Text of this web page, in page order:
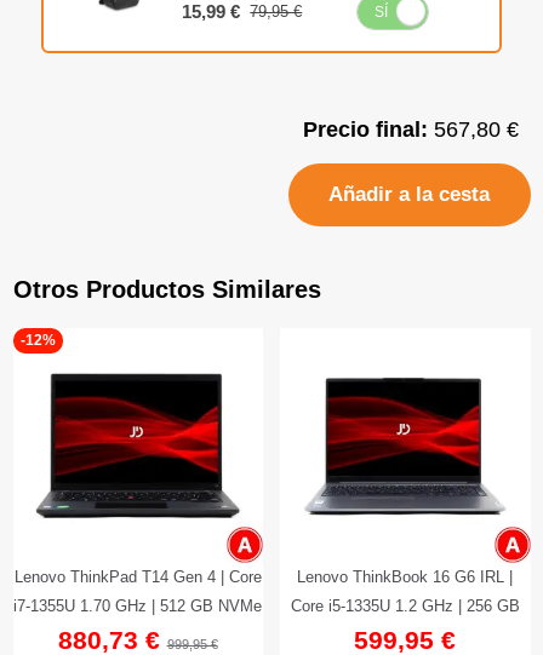
15,99 € 79,95 € SÍ
Precio final: 567,80 €
Añadir a la cesta
Otros Productos Similares
-12%
Lenovo ThinkPad T14 Gen 4 | Core
i7-1355U 1.70 GHz | 512 GB NVMe
| 16 GB DDR5 | 14" |...
880,73 €999,95 €
Lenovo ThinkBook 16 G6 IRL |
Core i5-1335U 1.2 GHz | 256 GB
NVMe | 16 GB LPDDR5 Onboard...
599,95 €